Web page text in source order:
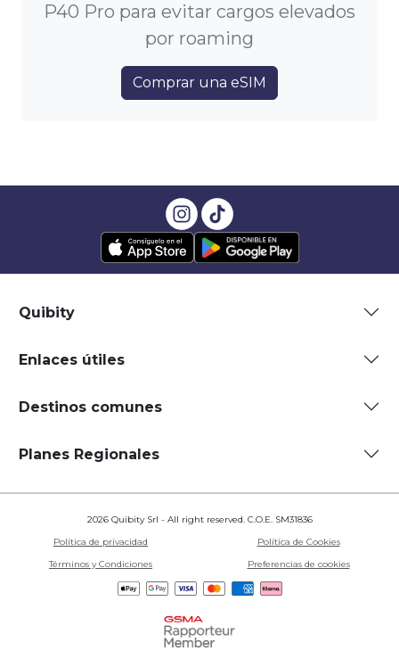
P40 Pro para evitar cargos elevados
por roaming
Comprar una eSIM
Quibity
Enlaces útiles
Destinos comunes
Planes Regionales
2026 Quibity Srl - All right reserved. C.O.E. SM31836
Política de privacidad
Política de Cookies
Términos y Condiciones
Preferencias de cookies